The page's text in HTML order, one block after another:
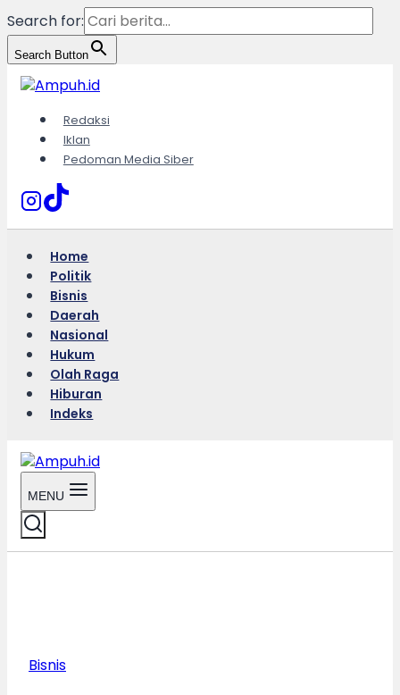
Search for:
Search Button
Skip
to
content
Redaksi
Iklan
Pedoman Media Siber
Home
Politik
Bisnis
Daerah
Nasional
Hukum
Olah Raga
Hiburan
Indeks
MENU
Bisnis